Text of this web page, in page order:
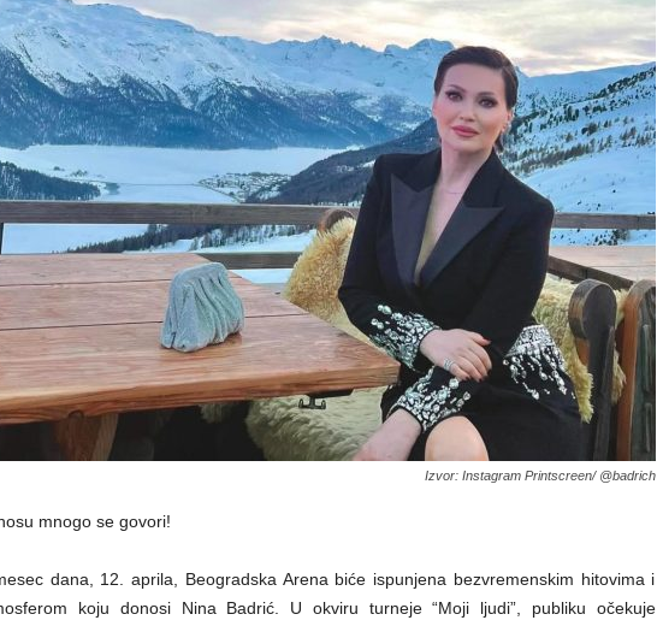
Izvor: Instagram Printscreen/ @badrich
mnogo se govori!
dana, 12. aprila, Beogradska Arena biće ispunjena bezvremenskim hitovima i
koju donosi Nina Badrić. U okviru turneje “Moji ljudi”, publiku očekuje